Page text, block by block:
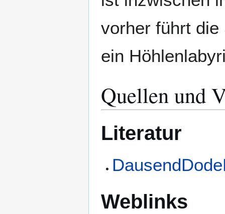
vorher führt die
ein
Quellen und
Literatur
Weblinks